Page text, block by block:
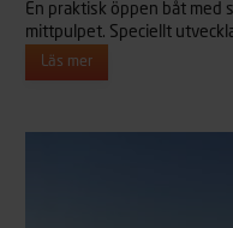
En praktisk öppen båt med
mittpulpet. Speciellt
Läs mer